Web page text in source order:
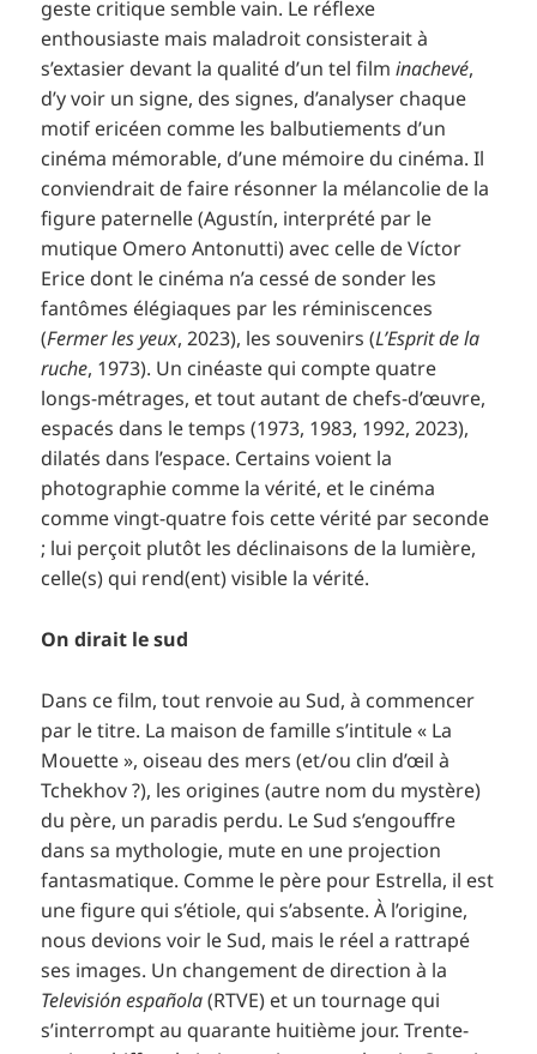
geste critique semble vain. Le réflexe
enthousiaste mais maladroit consisterait à
s’extasier devant la qualité d’un tel filminachevé,
d’y voir un signe, des signes, d’analyser chaque
motif ericéen comme les balbutiements d’un
cinéma mémorable, d’une mémoire du cinéma. Il
conviendrait de faire résonner la mélancolie de la
figure paternelle (Agustín, interprété par le
mutique Omero Antonutti) avec celle de Víctor
Erice dont le cinéma n’a cessé de sonder les
fantômes élégiaques par les réminiscences
(Fermer les yeux, 2023), les souvenirs (L’Esprit de la
ruche, 1973). Un cinéaste qui compte quatre
longs-métrages, et tout autant de chefs-d’œuvre,
espacés dans le temps (1973, 1983, 1992, 2023),
dilatés dans l’espace. Certains voient la
photographie comme la vérité, et le cinéma
comme vingt-quatre fois cette vérité par seconde
; lui perçoit plutôt les déclinaisons de la lumière,
celle(s) qui rend(ent) visible la vérité.
On dirait le sud
Dans ce film, tout renvoie au Sud, à commencer
par le titre. La maison de famille s’intitule « La
Mouette », oiseau des mers (et/ou clin d’œil à
Tchekhov ?), les origines (autre nom du mystère)
du père, un paradis perdu. Le Sud s’engouffre
dans sa mythologie, mute en une projection
fantasmatique. Comme le père pour Estrella, il est
une figure qui s’étiole, qui s’absente. À l’origine,
nous devions voir le Sud, mais le réel a rattrapé
ses images. Un changement de direction à la
Televisión española(RTVE) et un tournage qui
s’interrompt au quarante huitième jour. Trente-